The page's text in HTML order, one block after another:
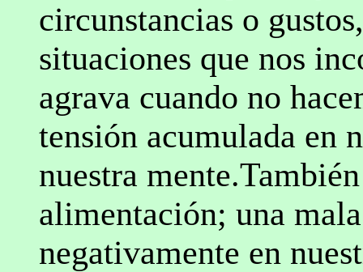
circunstancias o
situaciones que nos
agrava cuando no
tensión acumulada en
nuestra
alimentación; una
negativamente en